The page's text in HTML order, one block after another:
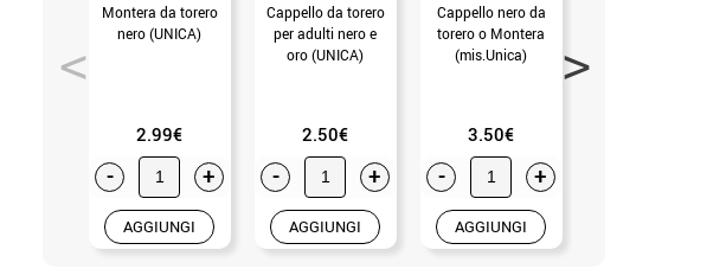
Montera da torero
nero (UNICA)
2.99€
- +
AGGIUNGI
Cappello da torero
per adulti nero e
oro (UNICA)
2.50€
- +
AGGIUNGI
Cappello nero da
torero o Montera
(mis.Unica)
3.50€
- +
AGGIUNGI